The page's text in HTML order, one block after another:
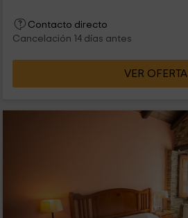
Contacto directo
Cancelación 14 días antes
VER OFERTA